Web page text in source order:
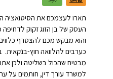
תארו לעצמכם את הסיטואציה
העסק של בן הזוג זקוק לדחיפה
והוא מבקש מכם להצטרף
כערבים להלוואה חוץ-בנקאית.
מבטיח שהכול בשליטה ולכן
למשרד עורך דין, חותמים על